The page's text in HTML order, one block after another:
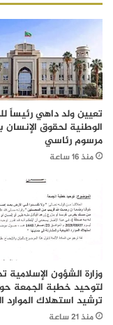
تعيين ولد داهي رئيساً
الوطنية لحقوق
مرسوم رئاسي
منذ 16 ساعة
وزارة الشؤون الإسلامية
لتوحيد خطبة الجمعة
ترشيد استهلاك الموارد
منذ 21 ساعة